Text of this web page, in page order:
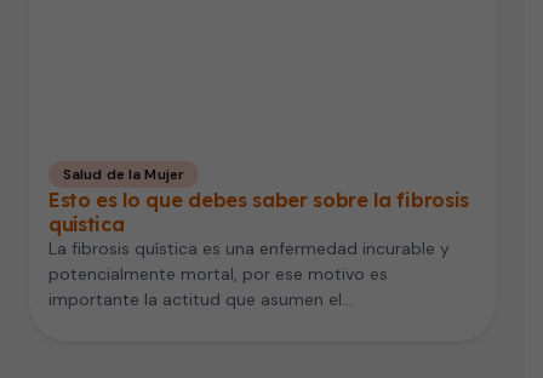
Salud de la Mujer
Esto es lo que debes saber sobre la fibrosis
quística
La fibrosis quística es una enfermedad incurable y
potencialmente mortal, por ese motivo es
importante la actitud que asumen el…